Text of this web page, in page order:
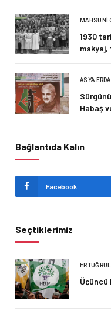
MAHSUNI
1930
makyaj,
ASYA ERDAL
Habaş
Bağlantıda Kalın
Facebook
Seçtiklerimiz
Üçüncü